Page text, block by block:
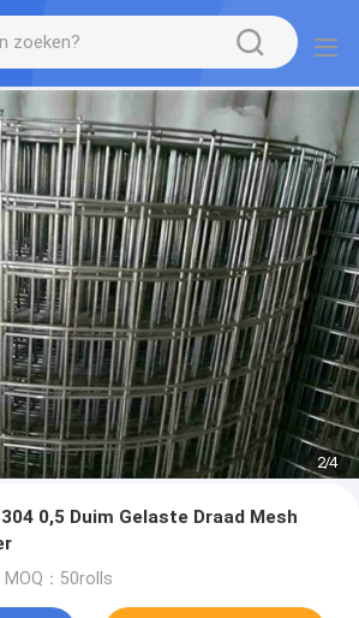
2/4
0,5 Duim Gelaste Draad Mesh
MOQ：50rolls